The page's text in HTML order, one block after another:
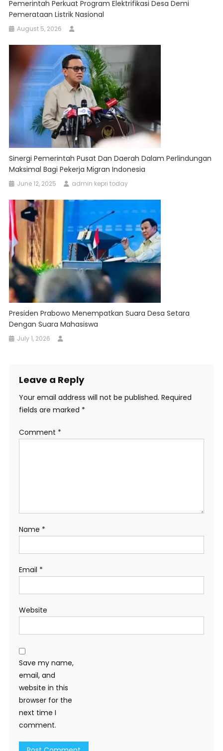
Pemerintah Perkuat Program Elektrifikasi Desa Demi
Pemerataan Listrik Nasional
August 5, 2026
Sinergi Pemerintah Pusat Dan Daerah Dalam Perlindungan
Maksimal Bagi Pekerja Migran Indonesia
June 12, 2025 admin kepri today
Presiden Prabowo Menempatkan Suara Desa Setara
Dengan Suara Mahasiswa
July 1, 2026
Leave a Reply
Your email address will not be published. Required
fields are marked *
Comment *
Name *
Email *
Website
Save my name,
email, and
website in this
browser for the
next time I
comment.